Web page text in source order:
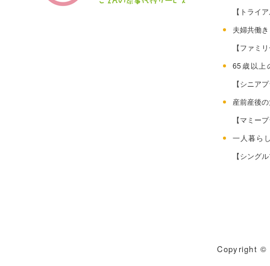
【トライ
夫婦共働
【ファミ
65歳以
【シニア
産前産
【マミー
一人暮
【シング
Copyright